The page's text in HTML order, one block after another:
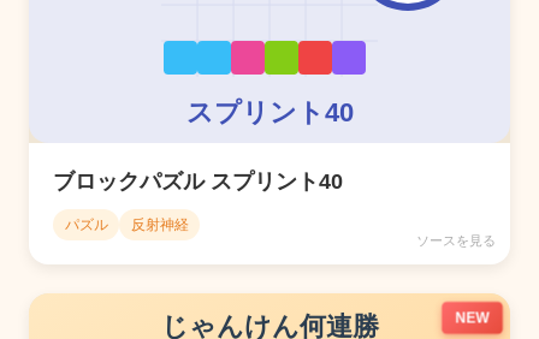
ブロックパズル スプリント40
パズル 反射神経
ソースを見る
NEW